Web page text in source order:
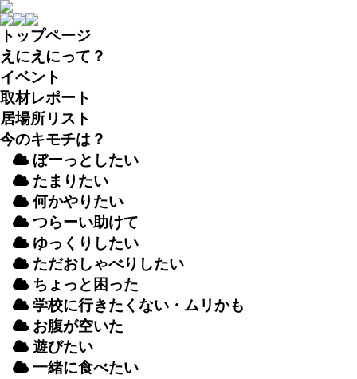
トップページ
えにえにって？
イベント
取材レポート
居場所リスト
今のキモチは？
ぼーっとしたい
たまりたい
何かやりたい
つらーい助けて
ゆっくりしたい
ただおしゃべりしたい
ちょっと 困 った
学校に行きたくない・ムリかも
お腹が空いた
遊びたい
一緒に食べたい